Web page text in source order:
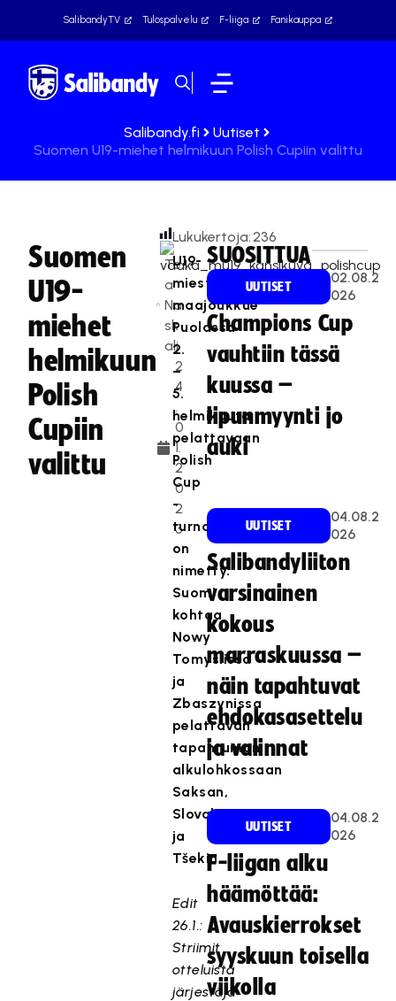
SalibandyTV Tulospalvelu F-liiga Fanikauppa
Salibandy.fi
Uutiset
Suomen U19-miehet helmikuun Polish Cupiin valittu
Suomen
U19-
miehet
helmikuun
Polish
Cupiin
valittu
Te
a
Na
sk
ali
2
4
.
0
1.
2
0
2
3
Lukukertoja:236
U19-
miesten
maajoukkue
Puolassa
2.
–
5.
helmikuuta
pelattavaan
Polish
Cup
-
turnaukseen
on
nimetty.
Suomi
kohtaa
Nowy
Tomyslissa
ja
Zbaszynissa
pelattavan
tapahtuman
alkulohkossaan
Saksan,
Slovakian
ja
Tšekin.
Edit
26.1.:
Striimit
otteluista
järjestäjä
SUOSITTUA
UUTISET
02.08.2
026
Champions Cup
vauhtiin tässä
kuussa –
lipunmyynti jo
auki
UUTISET
04.08.2
026
Salibandyliiton
varsinainen
kokous
marraskuussa –
näin tapahtuvat
ehdokasasettelu
ja valinnat
UUTISET
04.08.2
026
F-liigan alku
häämöttää:
Avauskierrokset
syyskuun toisella
viikolla